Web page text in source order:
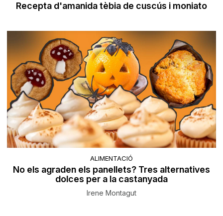
Recepta d'amanida tèbia de cuscús i moniato
ALIMENTACIÓ
No els agraden els panellets? Tres alternatives
dolces per a la castanyada
Irene Montagut